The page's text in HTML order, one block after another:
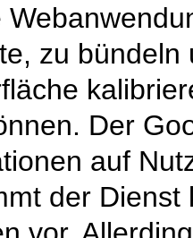
zu
Der
auf
der